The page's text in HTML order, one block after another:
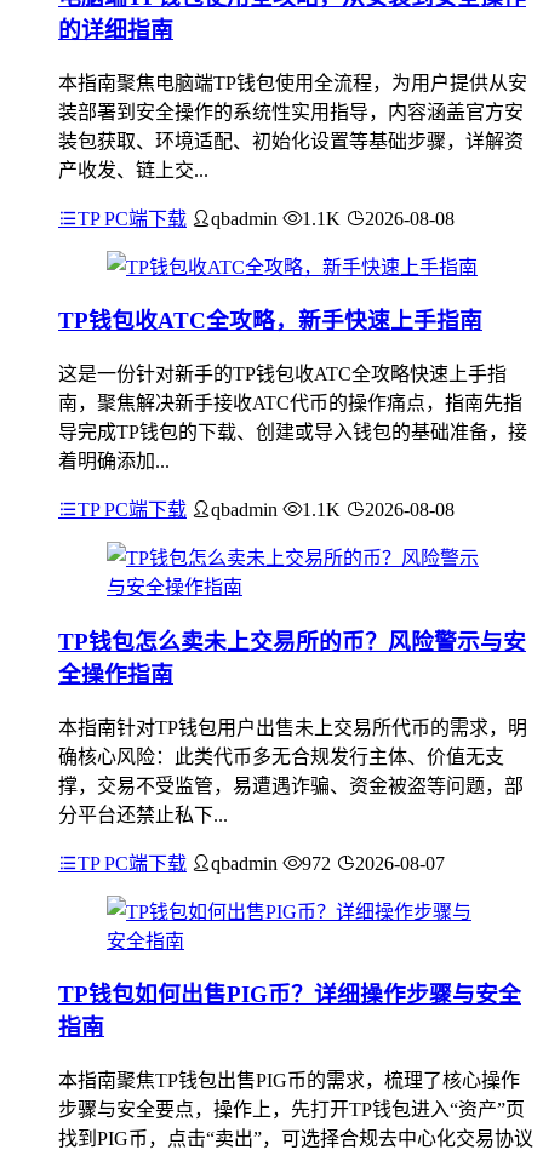
的详细指南
本指南聚焦电脑端TP钱包使用全流程，为用户提供从安
装部署到安全操作的系统性实用指导，内容涵盖官方安
装包获取、环境适配、初始化设置等基础步骤，详解资
产收发、链上交...
TP PC端下载 qbadmin 1.1K 2026-08-08
TP钱包收ATC全攻略，新手快速上手指南
这是一份针对新手的TP钱包收ATC全攻略快速上手指
南，聚焦解决新手接收ATC代币的操作痛点，指南先指
导完成TP钱包的下载、创建或导入钱包的基础准备，接
着明确添加...
TP PC端下载 qbadmin 1.1K 2026-08-08
TP钱包怎么卖未上交易所的币？风险警示与安
全操作指南
本指南针对TP钱包用户出售未上交易所代币的需求，明
确核心风险：此类代币多无合规发行主体、价值无支
撑，交易不受监管，易遭遇诈骗、资金被盗等问题，部
分平台还禁止私下...
TP PC端下载 qbadmin 972 2026-08-07
TP钱包如何出售PIG币？详细操作步骤与安全
指南
本指南聚焦TP钱包出售PIG币的需求，梳理了核心操作
步骤与安全要点，操作上，先打开TP钱包进入“资产”页
找到PIG币，点击“卖出”，可选择合规去中心化交易协议